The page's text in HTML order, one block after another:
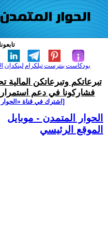
لينكدإن تيلكرامبنترست بودكاست
تبرعاتكم وتبرعاتكن المالية
فشاركونا في دعم
[اشترك في قناة
الحوار المتمدن - موبايل
الموقع الرئيسي